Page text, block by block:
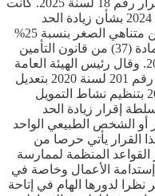
وتطبيق قانون التأمين الموحد، وفقا للقرار رقم 18 لسنة 2025. كانت
الهيئة قد أصدرت القرار رقم 268 لسنة 2024 بشأن زيادة الحد
الأقصى للتغطية التأمينية لنشاط التأمين متناهي الصغر بنسبة 25%
ليصل إلى 250 ألف جنيه، وذلك وفقا للمادة (37) من قانون التأمين
الموحد، الذي بدأ العمل به في يوليو 2024. وقال رئيس الهيئة العامة
للرقابة المالية، محمد فريد، أن القانون رقم 201 لسنة 2020 بتعديل
بعض أحكام القانون رقم 141 لسنة 2014 بتنظيم نشاط التمويل
إقرار زيادة الحد
أو الشخص الطبيعي الواحد
القرار يأتي حرصا من
القواعد المنظمة لممارسة
إستدامة الأعمال وخاصة في
لدورها الهام في إتاحة